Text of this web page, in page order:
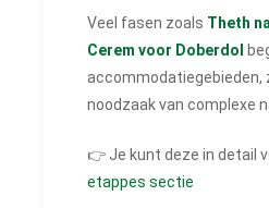
Veel fasen zoals Theth
Cerem voor Doberdol
accommodatiegebieden,
noodzaak van complexe
👉 Je kunt deze in detail
etappes sectie